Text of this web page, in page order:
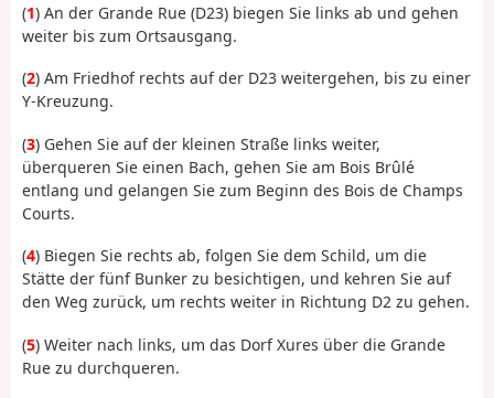
(1) An der Grande Rue (D23) biegen Sie links ab und gehen
weiter bis zum Ortsausgang.
(2) Am Friedhof rechts auf der D23 weitergehen, bis zu einer
Y-Kreuzung.
(3) Gehen Sie auf der kleinen Straße links weiter,
überqueren Sie einen Bach, gehen Sie am Bois Brûlé
entlang und gelangen Sie zum Beginn des Bois de Champs
Courts.
(4) Biegen Sie rechts ab, folgen Sie dem Schild, um die
Stätte der fünf Bunker zu besichtigen, und kehren Sie auf
den Weg zurück, um rechts weiter in Richtung D2 zu gehen.
(5) Weiter nach links, um das Dorf Xures über die Grande
Rue zu durchqueren.